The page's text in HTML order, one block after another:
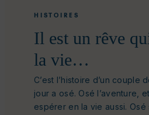
HISTOIRES
Il est un rêve
la vie…
C’est l’histoire d’un couple
jour a osé. Osé l’aventure,
espérer en la vie aussi. Osé